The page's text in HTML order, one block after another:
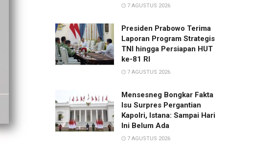
7 AGUSTUS 2026
Presiden Prabowo Terima
Laporan Program Strategis
TNI hingga Persiapan HUT
ke-81 RI
7 AGUSTUS 2026
Mensesneg Bongkar Fakta
Isu Surpres Pergantian
Kapolri, Istana: Sampai Hari
Ini Belum Ada
7 AGUSTUS 2026